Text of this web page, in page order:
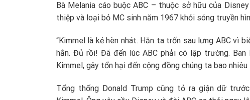
Bà Melania cáo buộc ABC – thuộc sở hữu của
thiệp và loại bỏ MC sinh năm 1967 khỏi sóng truyền
“Kimmel là kẻ hèn nhát. Hắn ta trốn sau lưng ABC vì
hắn. Đủ rồi! Đã đến lúc ABC phải có lập trường.
Kimmel, gây tổn hại đến cộng đồng chúng ta bao
Tổng thống Donald Trump cũng tỏ ra giận dữ